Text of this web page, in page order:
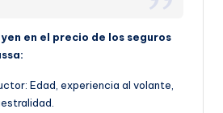
en el precio de los seguros
Edad, experiencia al volante,